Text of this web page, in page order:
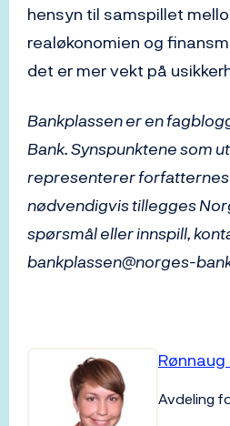
hensyn til samspillet
realøkonomien og
det er mer vekt på
Bankplassen er en
Bank. Synspunktene som
representerer forfatternes
nødvendigvis tillegges
spørsmål eller innspill,
bankplassen@norges-
Avdeling